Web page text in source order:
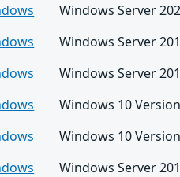
Windows Server
Windows Server
Windows Server
Windows 10
Windows 10
Windows Server